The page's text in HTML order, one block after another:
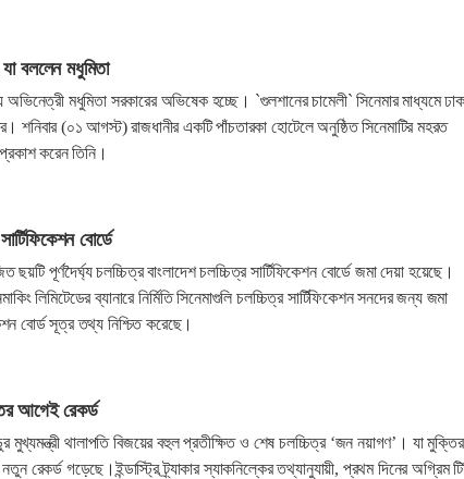
বললেন মধুমিতা
অভিনেত্রী মধুমিতা সরকারের অভিষেক হচ্ছে। `গুলশানের চামেলী` সিনেমার মাধ্যমে
শনিবার (০১ আগস্ট) রাজধানীর একটি পাঁচতারকা হোটেলে অনুষ্ঠিত সিনেমাটির মহরত
করেন তিনি।
বোর্ডে
পূর্ণদৈর্ঘ্য চলচ্চিত্র বাংলাদেশ চলচ্চিত্র সার্টিফিকেশন বোর্ডে জমা দেয়া হয়েছে।
লিমিটেডের ব্যানারে নির্মিতি সিনেমাগুলি চলচ্চিত্র সার্টিফিকেশন সনদের জন্য জমা
বোর্ড সূত্র তথ্য নিশ্চিত করেছে।
আগেই রেকর্ড
মুখ্যমন্ত্রী থালাপতি বিজয়ের বহুল প্রতীক্ষিত ও শেষ চলচ্চিত্র ‘জন নয়াগণ’। যা
রেকর্ড গড়েছে।ইন্ডাস্ট্রি ট্র্যাকার স্যাকনিল্কের তথ্যানুযায়ী, প্রথম দিনের অগ্রিম